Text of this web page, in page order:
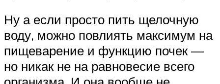
Ну а если просто пить щелочную
воду, можно повлиять максимум на
пищеварение и функцию почек —
но никак не на равновесие всего